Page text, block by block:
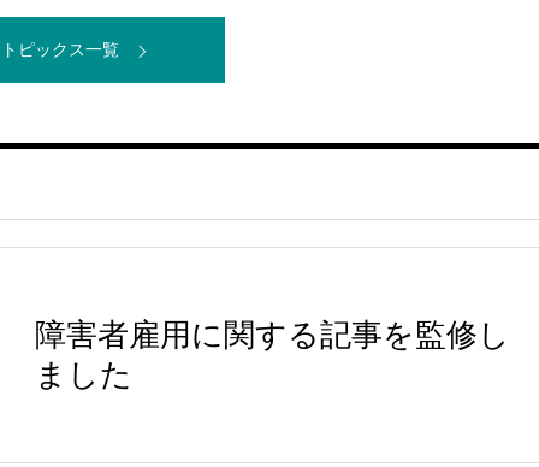
トピックス一覧
障害者雇用に関する記事を監修し
ました